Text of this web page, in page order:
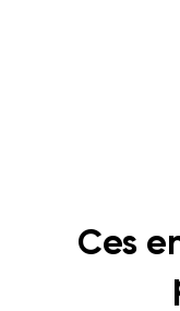
Ces